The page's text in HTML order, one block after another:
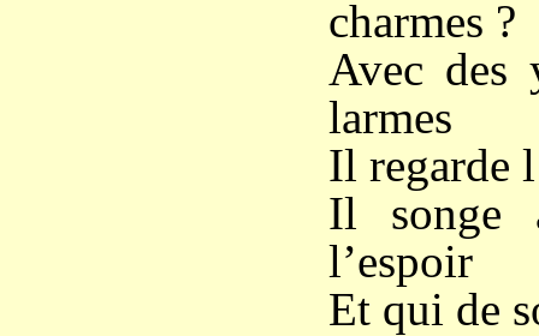
charmes ?
Avec des
larmes
Il regarde
Il songe
l’espoir
Et qui de